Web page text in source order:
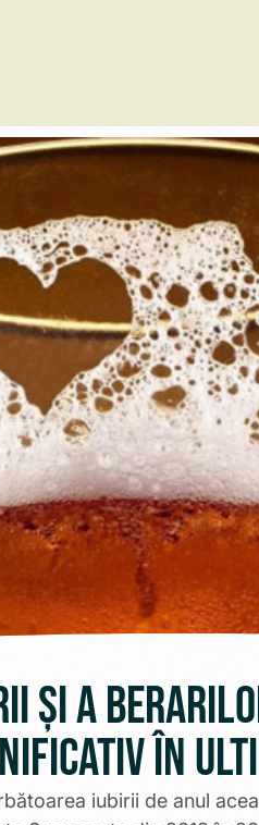
și a
în
iubirii de anul